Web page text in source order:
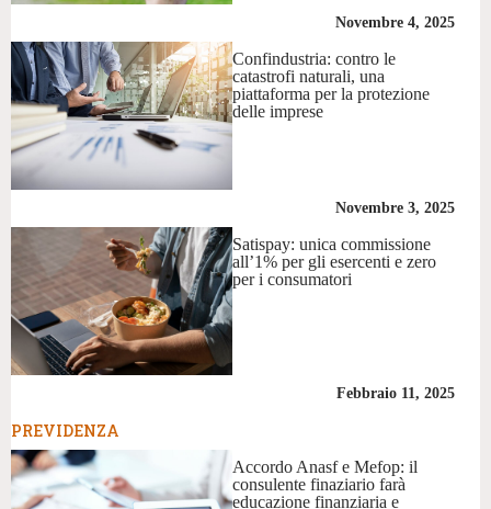
Novembre 4, 2025
Confindustria: contro le
catastrofi naturali, una
piattaforma per la protezione
delle imprese
Novembre 3, 2025
Satispay: unica commissione
all’1% per gli esercenti e zero
per i consumatori
Febbraio 11, 2025
PREVIDENZA
Accordo Anasf e Mefop: il
consulente finaziario farà
educazione finanziaria e